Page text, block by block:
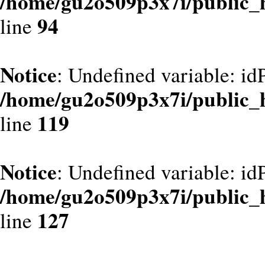
line 94
Notice: Undefined variable:
/home/gu2o509p3x7i/
line 119
Notice: Undefined variable:
/home/gu2o509p3x7i/
line 127